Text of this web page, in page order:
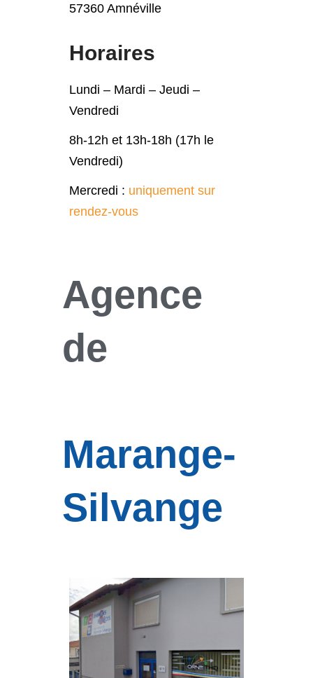
57360 Amnéville
Horaires
Lundi – Mardi – Jeudi –
Vendredi
8h-12h et 13h-18h (17h le
Vendredi)
Mercredi : uniquement sur
rendez-vous
Agence
de
Marange-
Silvange